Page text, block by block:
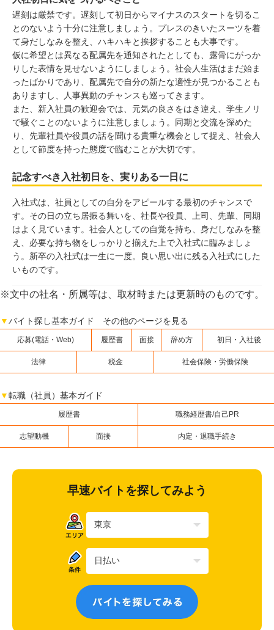
遅刻は厳禁です。遅刻して初日からマイナスのスタートを切るこ
とのないよう十分に注意しましょう。プレスのきいたスーツを着
て身だしなみを整え、ハキハキと挨拶することも大事です。
仮に希望とは異なる配属先を通知されたとしても、露骨にがっか
りした表情を見せないようにしましょう。社会人生活はまだ始ま
ったばかりであり、配属先で自分の新たな適性が見つかることも
ありますし、人事異動のチャンスも巡ってきます。
また、新入社員の歓迎会では、元気の良さをはき違え、学生ノリ
で騒ぐことのないように注意しましょう。同期と交流を深めた
り、先輩社員や役員の話を聞ける貴重な機会として捉え、社会人
として節度を持った態度で臨むことが大切です。
記念すべき入社初日を、実りある一日に
入社式は、社員としての自分をアピールする最初のチャンスで
す。その日の立ち居振る舞いを、社長や役員、上司、先輩、同期
はよく見ています。社会人としての自覚を持ち、身だしなみを整
え、必要な持ち物をしっかりと揃えた上で入社式に臨みましょ
う。新卒の入社式は一生に一度。良い思い出に残る入社式にした
いものです。
※文中の社名・所属等は、取材時または更新時のものです。
▼バイト探し基本ガイド その他のページを見る
応募(電話・Web) 履歴書 面接 辞め方 初日・入社後
法律 税金 社会保険・労働保険
▼転職（社員）基本ガイド
履歴書 職務経歴書/自己PR
志望動機 面接 内定・退職手続き
早速バイトを探してみよう